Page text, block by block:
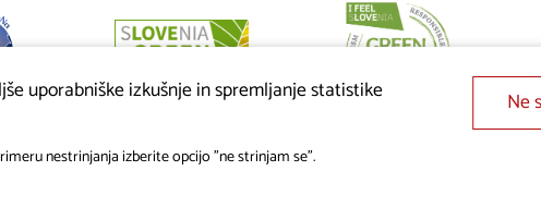
uporabniške izkušnje in spremljanje statistike
nestrinjanja izberite opcijo "ne strinjam se".
Ne